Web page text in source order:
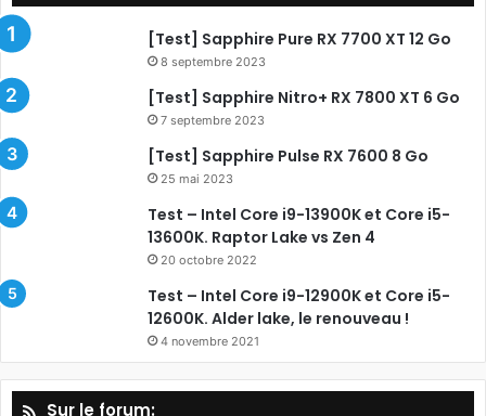
[Test] Sapphire Pure RX 7700 XT 12 Go
8 septembre 2023
[Test] Sapphire Nitro+ RX 7800 XT 6 Go
7 septembre 2023
[Test] Sapphire Pulse RX 7600 8 Go
25 mai 2023
Test – Intel Core i9-13900K et Core i5-
13600K. Raptor Lake vs Zen 4
20 octobre 2022
Test – Intel Core i9-12900K et Core i5-
12600K. Alder lake, le renouveau !
4 novembre 2021
Sur le forum: